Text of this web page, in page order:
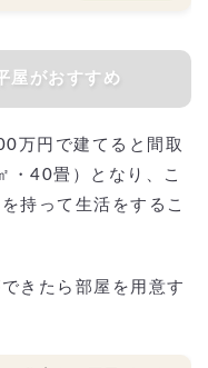
屋がおすすめ
万円で建てると間取
・40畳）となり、こ
持って生活をするこ
きたら部屋を用意す